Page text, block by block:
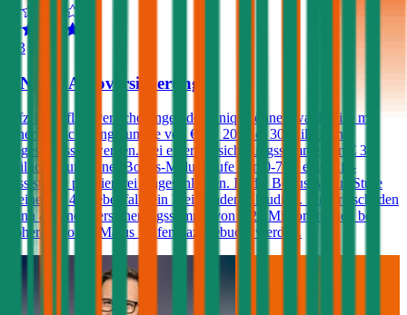
4,3
UNIQA Autoversicherung
Kfz-Haftpflichtversicherungen der Uniqa können wahlweise mit
einer Versicherungssumme von € 10, 20 oder 30 Millionen
abgeschlossen werden. Bei einer Versicherungssumme von € 30
Millionen und einer Bonus-Malus Stufe von 0-7 ist eine Kfz-
Assistance prämienfrei eingeschlossen. Ist die Bonus-Malus Stufe
kleiner als 4 ist ebenfalls ein Freischaden inkludiert. Ein Freischaden
kann ab einer Versicherungssumme von € 20 Millionen auch bei
höheren Bonus-Malus Stufen dazugebucht werden.